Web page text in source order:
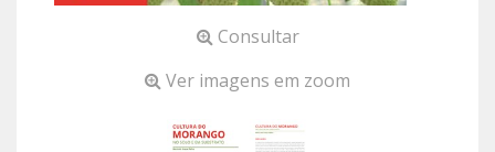
Consultar
Ver imagens em zoom